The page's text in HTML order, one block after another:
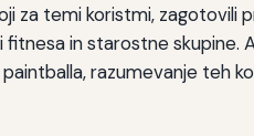
za temi koristmi,
in starostne
razumevanje teh